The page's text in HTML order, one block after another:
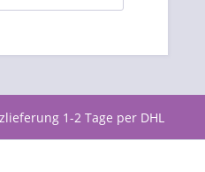
1-2 Tage per DHL